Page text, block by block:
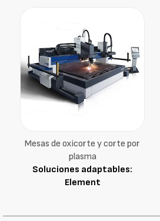
Mesas de oxicorte y corte por
plasma
Soluciones adaptables:
Element